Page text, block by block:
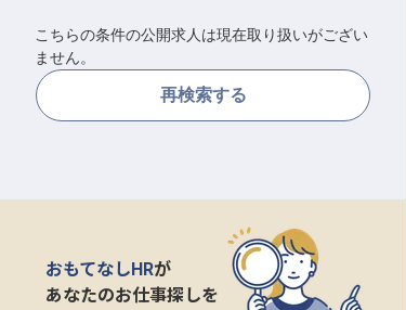
無料 転職サポートに申し込む
採用をお考えの企業様へ
こちらの条件の公開求人は現在取り扱いがござい
ません。
再検索する
おもてなしHRが
あなたのお仕事探しを